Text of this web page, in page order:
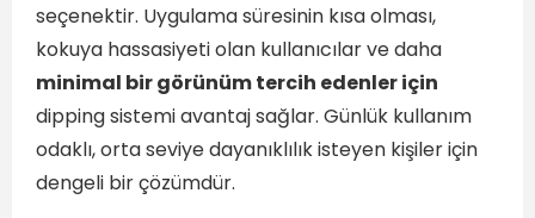
seçenektir. Uygulama süresinin kısa olması,
kokuya hassasiyeti olan kullanıcılar ve daha
minimal bir görünüm tercih edenler için
dipping sistemi avantaj sağlar. Günlük kullanım
odaklı, orta seviye dayanıklılık isteyen kişiler için
dengeli bir çözümdür.